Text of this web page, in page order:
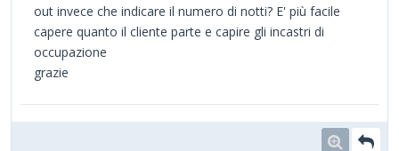
out invece che indicare il numero di notti? E' più facile
capere quanto il cliente parte e capire gli incastri di
occupazione
grazie